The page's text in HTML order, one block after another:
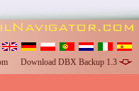
Download DBX Backup 1.3